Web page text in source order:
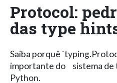
Protocol:
das type
Saiba porquê
importante do sistema de
Python.